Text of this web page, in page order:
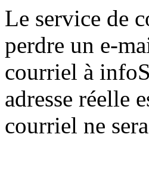
Le service de
perdre un e-
courriel à
adresse réelle
courriel ne